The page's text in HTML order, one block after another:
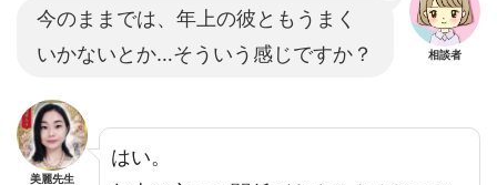
今のままでは、年上の彼ともうまく
いかないとか…そういう感じですか？
相談者
美麗先生
はい。